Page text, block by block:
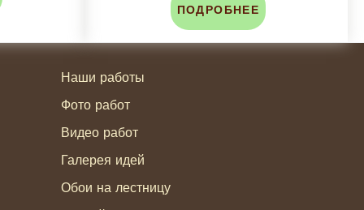
ПОДРОБНЕЕ
Наши работы
Фото работ
Видео работ
Галерея идей
Обои на лестницу